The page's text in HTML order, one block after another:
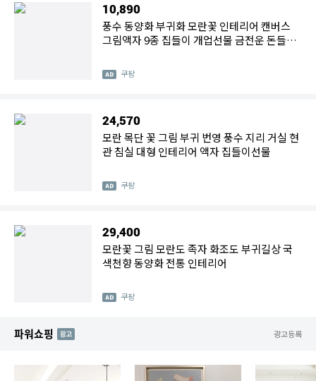
10,890
풍수 동양화 부귀화 모란꽃 인테리어 캔버스
그림액자 9종 집들이 개업선물 금전운 돈들어
쿠팡
24,570
모란 목단 꽃 그림 부귀 번영 풍수 지리 거실 현
관 침실 대형 인테리어 액자 집들이선물
쿠팡
29,400
모란꽃 그림 모란도 족자 화조도 부귀길상 국
색천향 동양화 전통 인테리어
쿠팡
파워쇼핑 AD 광고등록